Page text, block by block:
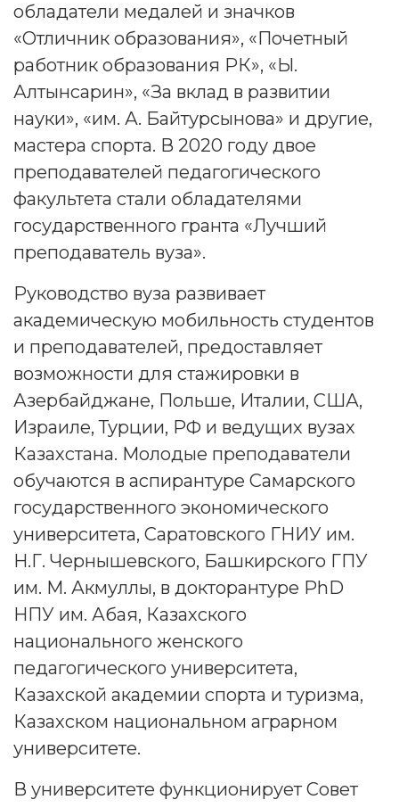
обладатели медалей и значков
«Отличник образования», «Почетный
работник образования РК», «Ы.
Алтынсарин», «За вклад в развитии
науки», «им. А. Байтурсынова» и другие,
мастера спорта. В 2020 году двое
преподавателей педагогического
факультета стали обладателями
государственного гранта «Лучший
преподаватель вуза».
Руководство вуза развивает
академическую мобильность студентов
и преподавателей, предоставляет
возможности для стажировки в
Азербайджане, Польше, Италии, США,
Израиле, Турции, РФ и ведущих вузах
Казахстана. Молодые преподаватели
обучаются в аспирантуре Самарского
государственного экономического
университета, Саратовского ГНИУ им.
Н.Г. Чернышевского, Башкирского ГПУ
им. М. Акмуллы, в докторантуре PhD
НПУ им. Абая, Казахского
национального женского
педагогического университета,
Казахской академии спорта и туризма,
Казахском национальном аграрном
университете.
В университете функционирует Совет